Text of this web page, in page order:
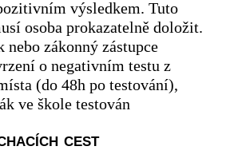
výsledkem. Tuto
osoba prokazatelně doložit.
nebo zákonný zástupce
o negativním testu z
(do 48h po testování),
ve škole testován
cest